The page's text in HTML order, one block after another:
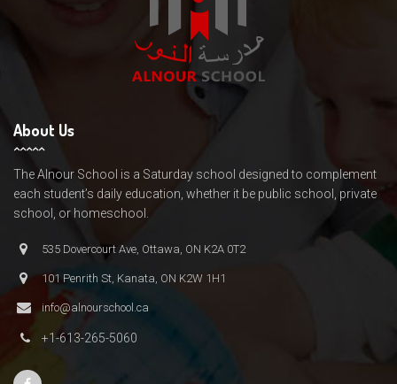
About Us
The Alnour School is a Saturday school designed to complement
each student’s daily education, whether it be public school, private
school, or homeschool.
535 Dovercourt Ave, Ottawa, ON K2A 0T2
101 Penrith St, Kanata, ON K2W 1H1
info@alnourschool.ca
+1-613-265-5060